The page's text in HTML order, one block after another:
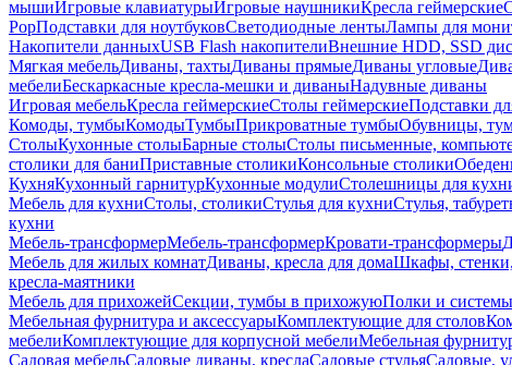
мышиИгровые клавиатурыИгровые наушникиКресла геймерские
PopПодставки для ноутбуковСветодиодные лентыЛампы для
Накопители данныхUSB Flash накопителиВнешние HDD, SSD
Мягкая мебельДиваны, тахтыДиваны прямыеДиваны угловые
мебелиБескаркасные кресла-мешки и диваныНадувные диваны
Игровая мебельКресла геймерскиеСтолы геймерскиеПодставки
Комоды, тумбыКомодыТумбыПрикроватные тумбыОбувницы,
СтолыКухонные столыБарные столыСтолы письменные,
столики для баниПриставные столикиКонсольные столики
КухняКухонный гарнитурКухонные модулиСтолешницы для
Мебель для кухниСтолы, столикиСтулья для кухниСтулья,
кухни
Мебель-трансформерМебель-трансформерКровати-трансформеры
Мебель для жилых комнатДиваны, кресла для домаШкафы,
кресла-маятники
Мебель для прихожейСекции, тумбы в прихожуюПолки и
Мебельная фурнитура и аксессуарыКомплектующие для столов
мебелиКомплектующие для корпусной мебелиМебельная
Садовая мебельСадовые диваны, креслаСадовые стульяСадовые,